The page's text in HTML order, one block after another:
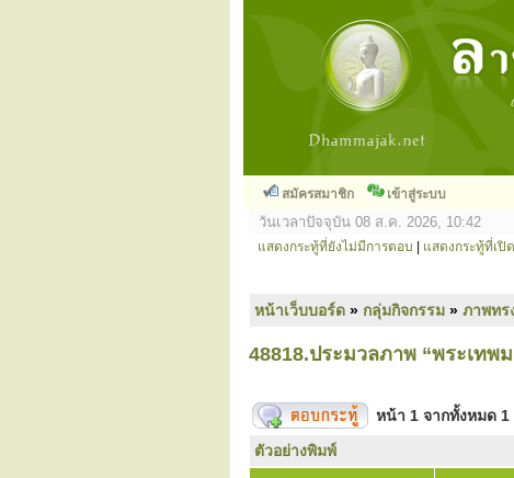
สมัครสมาชิก เข้าสู่ระบบ
วันเวลาปัจจุบัน 08 ส.ค. 2026, 10:42
แสดงกระทู้ที่ยังไม่มีการตอบ แสดงกระทู้ที่เปิ
หน้าเว็บบอร์ด » กลุ่มกิจกรรม » ภาพทร
48818.ประมวลภาพ “พระเทพ
หน้า 1 จากทั้งหมด 1
ตัวอย่างพิมพ์